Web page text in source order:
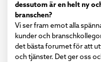
dessutom är en helt ny
branschen?
Vi ser fram emot alla
kunder och
det bästa forumet för att
och tjänster. Det ger oss